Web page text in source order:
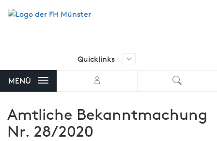
Ich suche nach …
Quicklinks
Aktuelle Stellenangebote der FH
AStA FH Münster
Bibliothek
MENÜ
Amtliche Bekanntmachung
Nr. 28/2020